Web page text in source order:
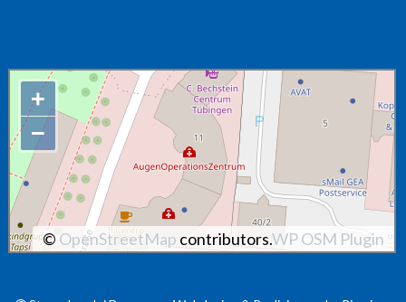
+
−
© OpenStreetMap contributors.WP OSM Plugin